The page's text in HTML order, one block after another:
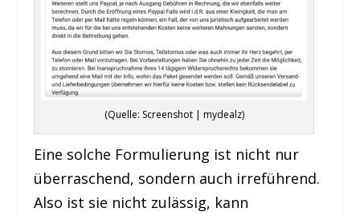
(Quelle: Screenshot | mydealz)
Eine solche Formulierung ist nicht nur
überraschend, sondern auch irreführend.
Also ist sie nicht zulässig, kann